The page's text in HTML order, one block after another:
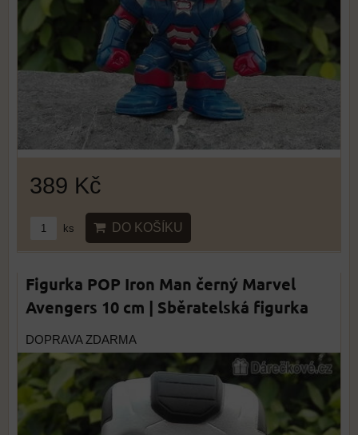
389 Kč
ks DO KOŠÍKU
Figurka POP Iron Man černý Marvel
Avengers 10 cm | Sběratelská figurka
DOPRAVA ZDARMA